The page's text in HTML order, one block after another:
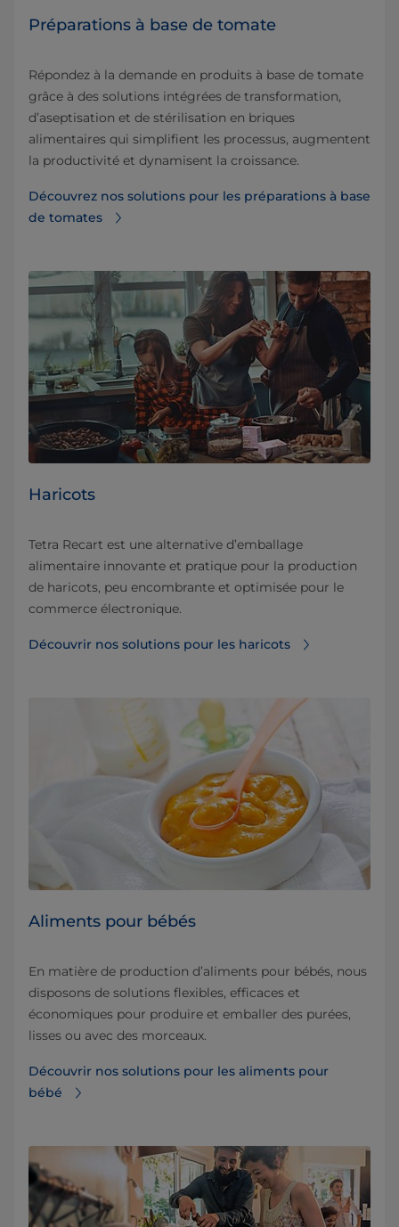
Préparations à base de tomate
Répondez à la demande en produits à base de tomate
grâce à des solutions intégrées de transformation,
d’aseptisation et de stérilisation en briques
alimentaires qui simplifient les processus, augmentent
la productivité et dynamisent la croissance.
Découvrez nos solutions pour les préparations à base
de tomates
Haricots
Tetra Recart est une alternative d’emballage
alimentaire innovante et pratique pour la production
de haricots, peu encombrante et optimisée pour le
commerce électronique.
Découvrir nos solutions pour les haricots
Aliments pour bébés
En matière de production d’aliments pour bébés, nous
disposons de solutions flexibles, efficaces et
économiques pour produire et emballer des purées,
lisses ou avec des morceaux.
Découvrir nos solutions pour les aliments pour
bébé